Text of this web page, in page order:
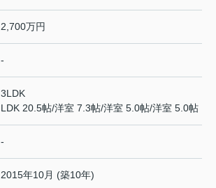
2,700万円
-
3LDK
LDK 20.5帖/洋室 7.3帖/洋室 5.0帖/洋室 5.0帖
-
2015年10月 (築10年)